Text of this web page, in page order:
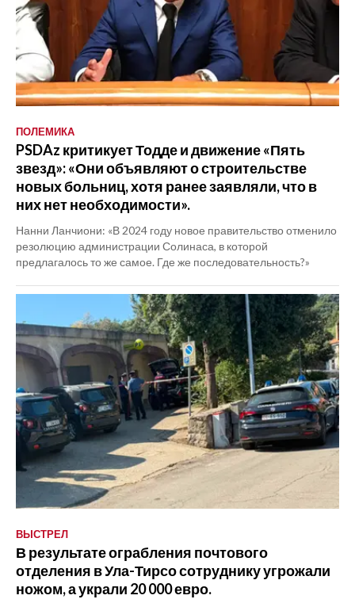
ПОЛЕМИКА
PSDAz критикует Тодде и движение «Пять
звезд»: «Они объявляют о строительстве
новых больниц, хотя ранее заявляли, что в
них нет необходимости».
Нанни Ланчиони: «В 2024 году новое правительство отменило
резолюцию администрации Солинаса, в которой
предлагалось то же самое. Где же последовательность?»
ВЫСТРЕЛ
В результате ограбления почтового
отделения в Ула-Тирсо сотруднику угрожали
ножом, а украли 20 000 евро.